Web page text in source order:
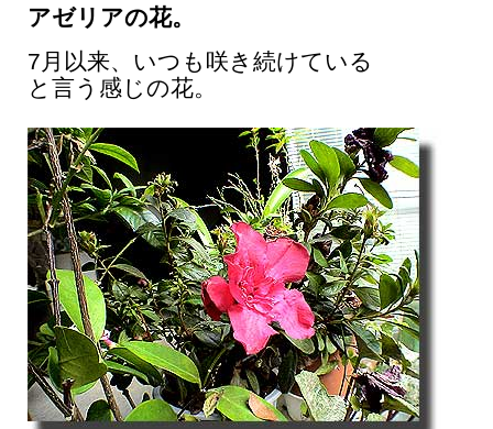
アゼリアの花。
7月以来、いつも咲き続けている
と言う感じの花。